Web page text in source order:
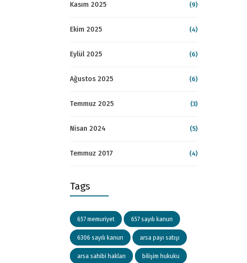
Kasım 2025 (9)
Ekim 2025 (4)
Eylül 2025 (6)
Ağustos 2025 (6)
Temmuz 2025 (3)
Nisan 2024 (5)
Temmuz 2017 (4)
Tags
657 memuriyet 657 sayılı kanun
6306 sayılı kanun arsa payı satışı
arsa sahibi hakları bilişim hukuku